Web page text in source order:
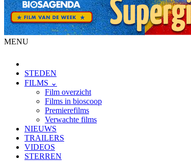
MENU
STEDEN
FILMS ⌄
Film overzicht
Films in bioscoop
Premierefilms
Verwachte films
NIEUWS
TRAILERS
VIDEOS
STERREN